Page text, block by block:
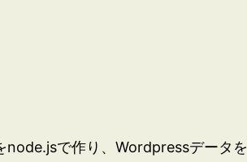
で作り、Wordpressデータ